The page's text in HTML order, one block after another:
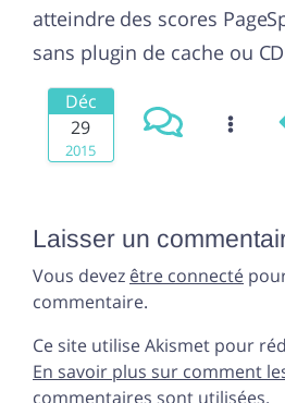
atteindre des scores
sans plugin de cache ou
Déc
29
2015
Laisser un
Vous devez être connecté
commentaire.
Ce site utilise Akismet pour
En savoir plus sur comment
commentaires sont utilisées.